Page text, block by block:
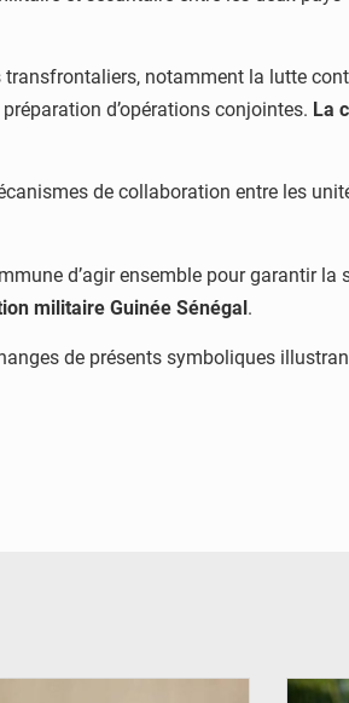
notamment la lutte
d’opérations conjointes. La
de collaboration entre les
d’agir ensemble pour garantir
militaire Guinée Sénégal.
de présents symboliques